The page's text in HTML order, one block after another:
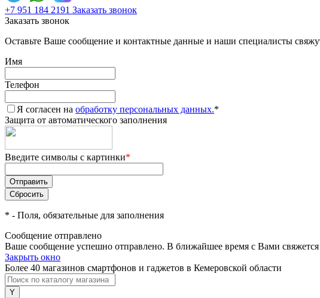
+7 951 184 2191 Заказать звонок
Заказать звонок
Оставьте Ваше сообщение и контактные данные и наши специалисты
Имя
Телефон
Я согласен на обработку персональных данных.*
Защита от автоматического заполнения
Введите символы с картинки*
* - Поля, обязательные для заполнения
Сообщение отправлено
Ваше сообщение успешно отправлено. В ближайшее время с Вами
Закрыть окно
Более 40 магазинов смартфонов и гаджетов в Кемеровской области